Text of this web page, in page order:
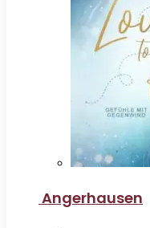
Angerhausen